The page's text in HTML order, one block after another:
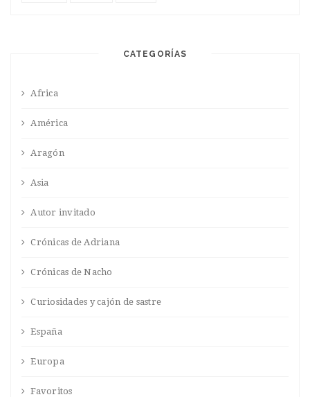
CATEGORÍAS
Africa
América
Aragón
Asia
Autor invitado
Crónicas de Adriana
Crónicas de Nacho
Curiosidades y cajón de sastre
España
Europa
Favoritos